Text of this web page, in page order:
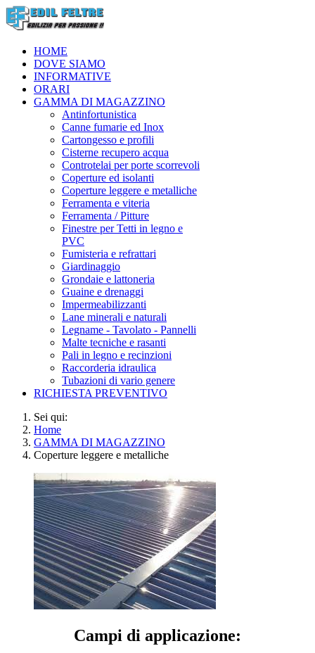
HOME
DOVE SIAMO
INFORMATIVE
ORARI
GAMMA DI MAGAZZINO
Antinfortunistica
Canne fumarie ed Inox
Cartongesso e profili
Cisterne recupero acqua
Controtelai per porte scorrevoli
Coperture ed isolanti
Coperture leggere e metalliche
Ferramenta e viteria
Ferramenta / Pitture
Finestre per Tetti in legno e
PVC
Fumisteria e refrattari
Giardinaggio
Grondaie e lattoneria
Guaine e drenaggi
Impermeabilizzanti
Lane minerali e naturali
Legname - Tavolato - Pannelli
Malte tecniche e rasanti
Pali in legno e recinzioni
Raccorderia idraulica
Tubazioni di vario genere
RICHIESTA PREVENTIVO
Sei qui:
Home
GAMMA DI MAGAZZINO
Coperture leggere e metalliche
Campi di applicazione: